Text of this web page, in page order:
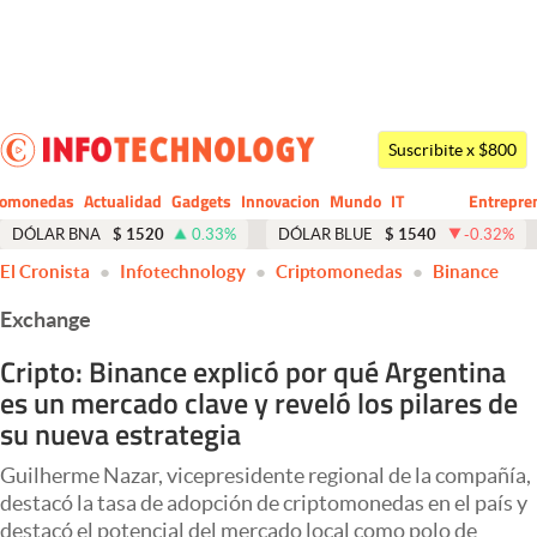
Dólar
Economía y Política
Finanzas y Mercados
Mercados Online
Negocios
Columnistas
Apertura
Suscribite x $800
Actualidad Gadgets Innovacion Mundo
CIO
IT
Business
DÓLAR BNA $ 1520 0.33% DÓLAR BLUE $ 1540 -0.32%
El Cronista Infotechnology Criptomonedas Binance
Exchange
Cripto: Binance explicó por qué Argentina
es un mercado clave y reveló los pilares de
su nueva estrategia
Guilherme Nazar, vicepresidente regional de la compañía,
destacó la tasa de adopción de criptomonedas en el país y
destacó el potencial del mercado local como polo de